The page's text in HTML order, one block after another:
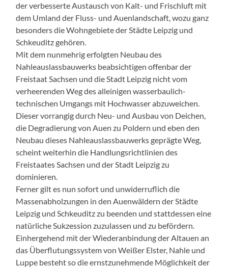
der verbesserte Austausch von Kalt- und Frischluft mit
dem Umland der Fluss- und Auenlandschaft, wozu ganz
besonders die Wohngebiete der Städte Leipzig und
Schkeuditz gehören.
Mit dem nunmehrig erfolgten Neubau des
Nahleauslassbauwerks beabsichtigen offenbar der
Freistaat Sachsen und die Stadt Leipzig nicht vom
verheerenden Weg des alleinigen wasserbaulich-
technischen Umgangs mit Hochwasser abzuweichen.
Dieser vorrangig durch Neu- und Ausbau von Deichen,
die Degradierung von Auen zu Poldern und eben den
Neubau dieses Nahleauslassbauwerks geprägte Weg,
scheint weiterhin die Handlungsrichtlinien des
Freistaates Sachsen und der Stadt Leipzig zu
dominieren.
Ferner gilt es nun sofort und unwiderruflich die
Massenabholzungen in den Auenwäldern der Städte
Leipzig und Schkeuditz zu beenden und stattdessen eine
natürliche Sukzession zuzulassen und zu befördern.
Einhergehend mit der Wiederanbindung der Altauen an
das Überflutungssystem von Weißer Elster, Nahle und
Luppe besteht so die ernstzunehmende Möglichkeit der